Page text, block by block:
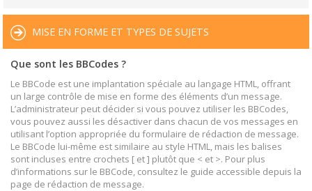
MISE EN FORME ET TYPES DE SUJETS
Que sont les BBCodes ?
Le BBCode est une implantation spéciale au langage HTML, offrant
un large contrôle de mise en forme des éléments d’un message.
L’administrateur peut décider si vous pouvez utiliser les BBCodes,
vous pouvez aussi les désactiver dans chacun de vos messages en
utilisant l’option appropriée du formulaire de rédaction de message.
Le BBCode lui-même est similaire au style HTML, mais les balises
sont incluses entre crochets [ et ] plutôt que < et >. Pour plus
d’informations sur le BBCode, consultez le guide accessible depuis la
page de rédaction de message.